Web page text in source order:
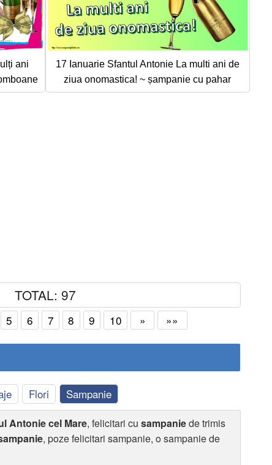
ani
17 Ianuarie Sfantul Antonie La multi ani de
ziua onomastica! ~ șampanie cu pahar
TOTAL: 97
5 6 7 8 9 10 » »»
Flori Sampanie
Antonie cel Mare, felicitari cu sampaniede trimis
, poze felicitari sampanie, o sampanie de